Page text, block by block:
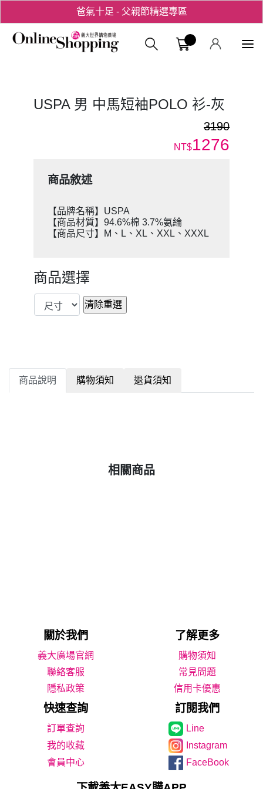
爸氣十足 - 父親節精選專區
用心愛你！七夕星選禮遇！義大購物
USPA 男 中馬短袖POLO 衫-灰
3190
NT$1276
商品敘述
【品牌名稱】USPA
【商品材質】94.6%棉 3.7%氨綸
【商品尺寸】M、L、XL、XXL、XXXL
商品選擇
商品說明 購物須知 退貨須知
相關商品
關於我們 了解更多
義大廣場官網
購物須知
聯絡客服
常見問題
隱私政策
信用卡優惠
快速查詢 訂閱我們
Line
我的收藏
Instagram
會員中心
FaceBook